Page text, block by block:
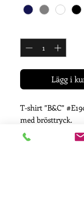
Lägg i
T-shirt ”B&C”
med brösttryck.
190gr/m2.
Färg: Navy Blue,